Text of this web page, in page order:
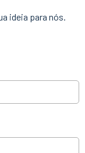
ideia para nós.